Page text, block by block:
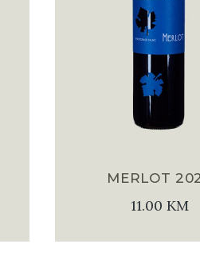
MERLOT
11.00 KM